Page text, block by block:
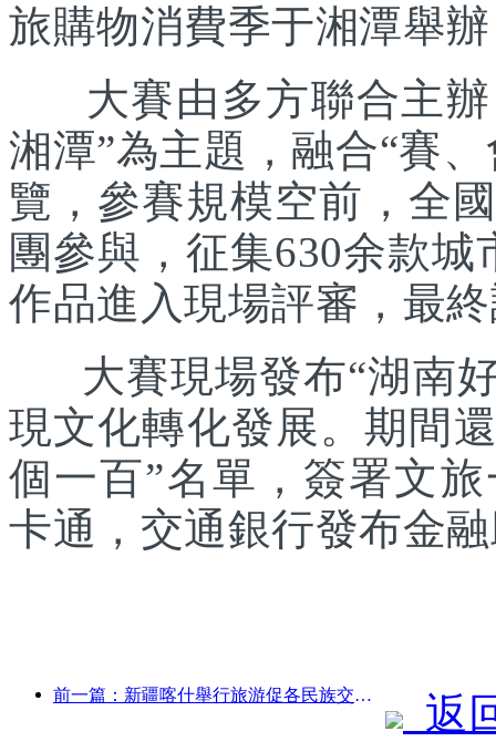
旅購物消費季于湘潭舉
大賽由多方聯合主辦
湘潭”為主題，融合“賽
覽，參賽規模空前，全
團參與，征集630余款
作品進入現場評審，最
大賽現場發布“湖南好
現文化轉化發展。期間
個一百”名單，簽署文
卡通，交通銀行發布金
前一篇：新疆喀什舉行旅游促各民族交流推廣活動 返